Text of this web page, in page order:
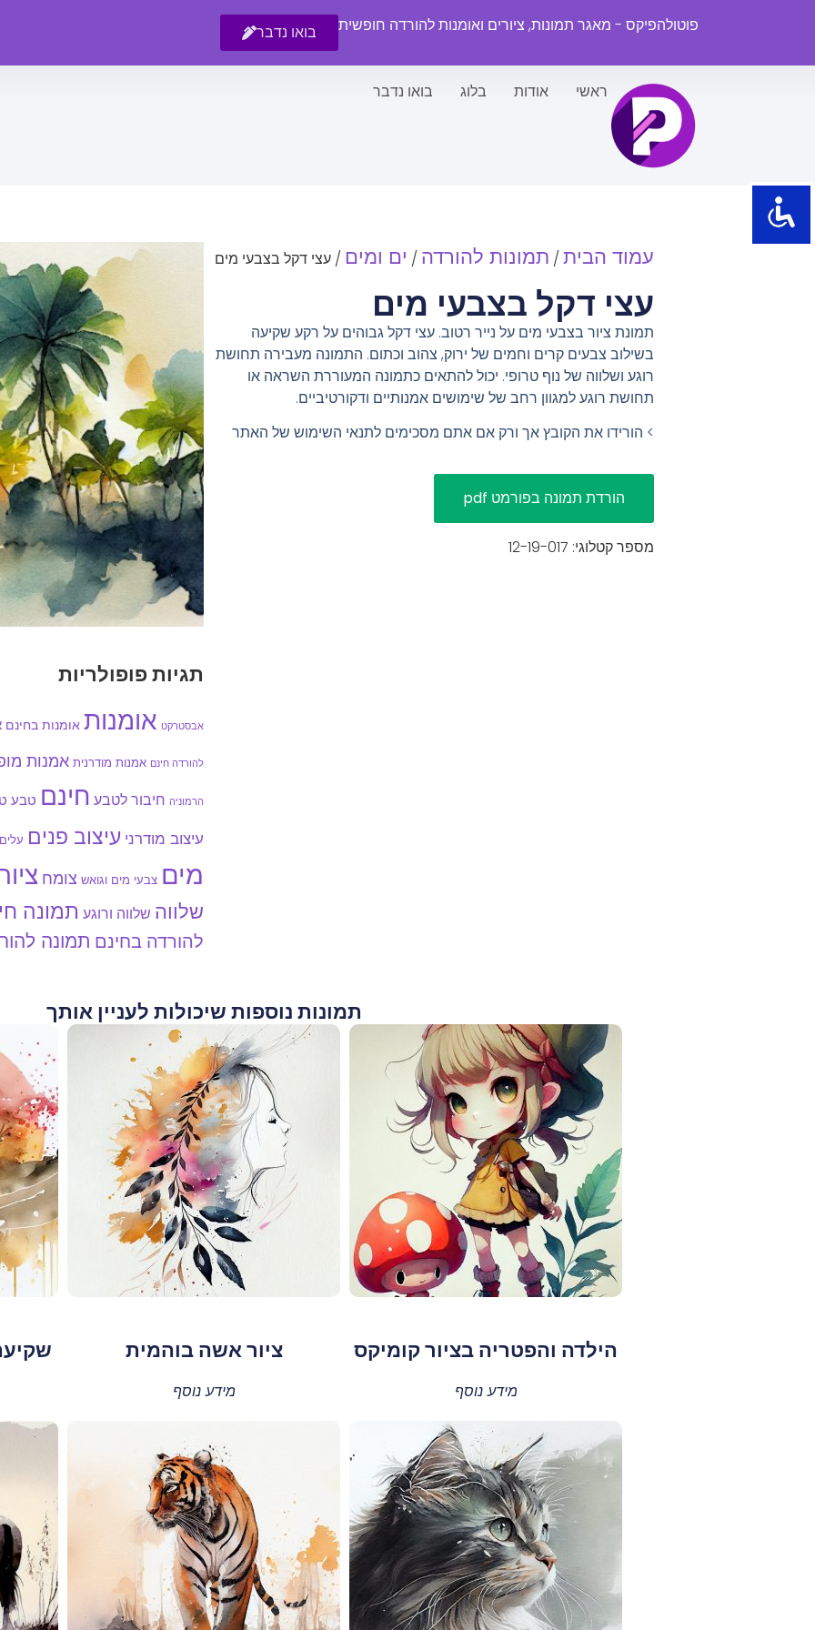
פוטולהפיקס - מאגר תמונות, ציורים ואומנות להורדה חופשית בואו נדבר
ראשי אודות בלוג בואו נדבר
עמוד הבית / תמונות להורדה / ים ומים / עצי דקל בצבעי מים
עצי דקל בצבעי מים
תמונת ציור בצבעי מים על נייר רטוב. עצי דקל גבוהים על רקע שקיעה
בשילוב צבעים קרים וחמים של ירוק, צהוב וכתום. התמונה מעבירה תחושת
רוגע ושלווה של נוף טרופי. יכול להתאים כתמונה המעוררת השראה או
תחושת רוגע למגוון רחב של שימושים אמנותיים ודקורטיביים.
> הורידו את הקובץ אך ורק אם אתם מסכימים לתנאי השימוש של האתר
מספר קטלוגי: 12-19-017
תגיות פופולריות
אבסטרקט אומנות אומנות בחינם
להורדה חינם אמנות מודרנית אמנות
הרמוניה חיבור לטבע חינם טבע
עיצוב מודרני עיצוב פנים עלים
מים צבעי מים וגואש צומח
שלווה שלווה ורוגע תמונה
להורדה בחינם תמונה
תמונות נוספות שיכולות לעניין אותך
הילדה והפטריה בציור קומיקס
מידע נוסף
ציור אשה בוהמית
מידע נוסף